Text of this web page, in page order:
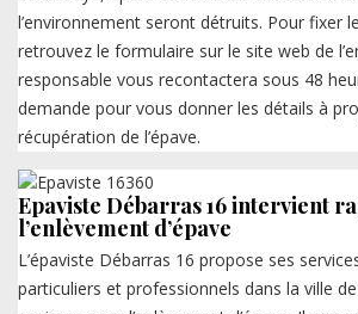
l’environnement seront détruits. Pour fixer
retrouvez le formulaire sur le site web de
responsable vous recontactera sous 48
demande pour vous donner les détails à
récupération de l’épave.
Epaviste Débarras 16 intervient
l’enlèvement d’épave
L’épaviste Débarras 16 propose ses
particuliers et professionnels dans la ville